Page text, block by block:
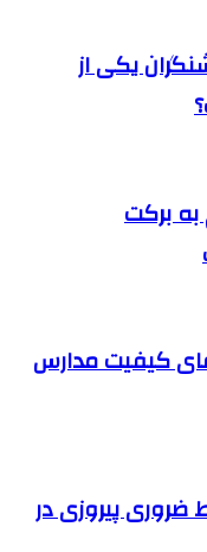
یکی از
به برکت
کیفیت مدارس
ضروری پیروزی در